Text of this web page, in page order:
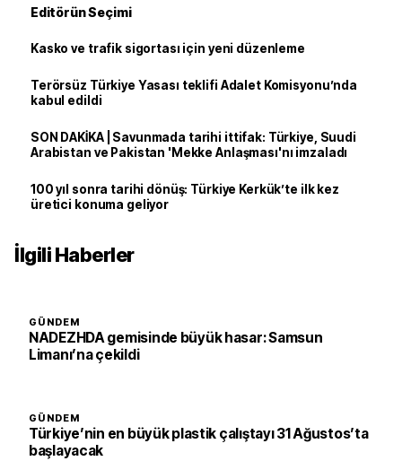
Editörün Seçimi
Kasko ve trafik sigortası için yeni düzenleme
Terörsüz Türkiye Yasası teklifi Adalet Komisyonu’nda
kabul edildi
SON DAKİKA | Savunmada tarihi ittifak: Türkiye, Suudi
Arabistan ve Pakistan 'Mekke Anlaşması'nı imzaladı
100 yıl sonra tarihi dönüş: Türkiye Kerkük’te ilk kez
üretici konuma geliyor
İlgili Haberler
GÜNDEM
NADEZHDA gemisinde büyük hasar: Samsun
Limanı’na çekildi
GÜNDEM
Türkiye’nin en büyük plastik çalıştayı 31 Ağustos’ta
başlayacak